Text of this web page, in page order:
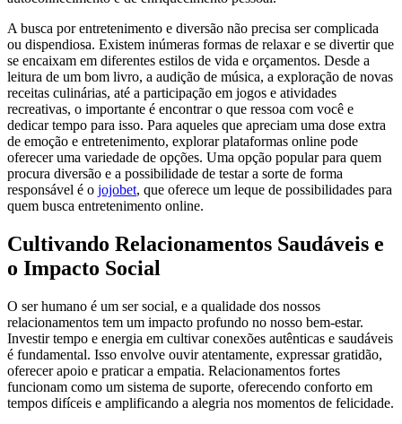
A busca por entretenimento e diversão não precisa ser complicada
ou dispendiosa. Existem inúmeras formas de relaxar e se divertir que
se encaixam em diferentes estilos de vida e orçamentos. Desde a
leitura de um bom livro, a audição de música, a exploração de novas
receitas culinárias, até a participação em jogos e atividades
recreativas, o importante é encontrar o que ressoa com você e
dedicar tempo para isso. Para aqueles que apreciam uma dose extra
de emoção e entretenimento, explorar plataformas online pode
oferecer uma variedade de opções. Uma opção popular para quem
procura diversão e a possibilidade de testar a sorte de forma
responsável é o jojobet, que oferece um leque de possibilidades para
quem busca entretenimento online.
Cultivando Relacionamentos Saudáveis e
o Impacto Social
O ser humano é um ser social, e a qualidade dos nossos
relacionamentos tem um impacto profundo no nosso bem-estar.
Investir tempo e energia em cultivar conexões autênticas e saudáveis
é fundamental. Isso envolve ouvir atentamente, expressar gratidão,
oferecer apoio e praticar a empatia. Relacionamentos fortes
funcionam como um sistema de suporte, oferecendo conforto em
tempos difíceis e amplificando a alegria nos momentos de felicidade.